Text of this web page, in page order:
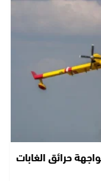
لمواجهة حرائق الغابات